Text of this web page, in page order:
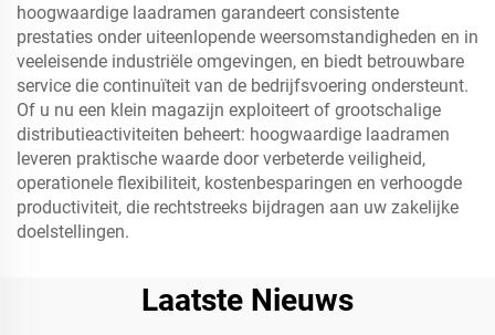
hoogwaardige laadramen garandeert consistente
prestaties onder uiteenlopende weersomstandigheden en in
veeleisende industriële omgevingen, en biedt betrouwbare
service die continuïteit van de bedrijfsvoering ondersteunt.
Of u nu een klein magazijn exploiteert of grootschalige
distributieactiviteiten beheert: hoogwaardige laadramen
leveren praktische waarde door verbeterde veiligheid,
operationele flexibiliteit, kostenbesparingen en verhoogde
productiviteit, die rechtstreeks bijdragen aan uw zakelijke
doelstellingen.
Laatste Nieuws